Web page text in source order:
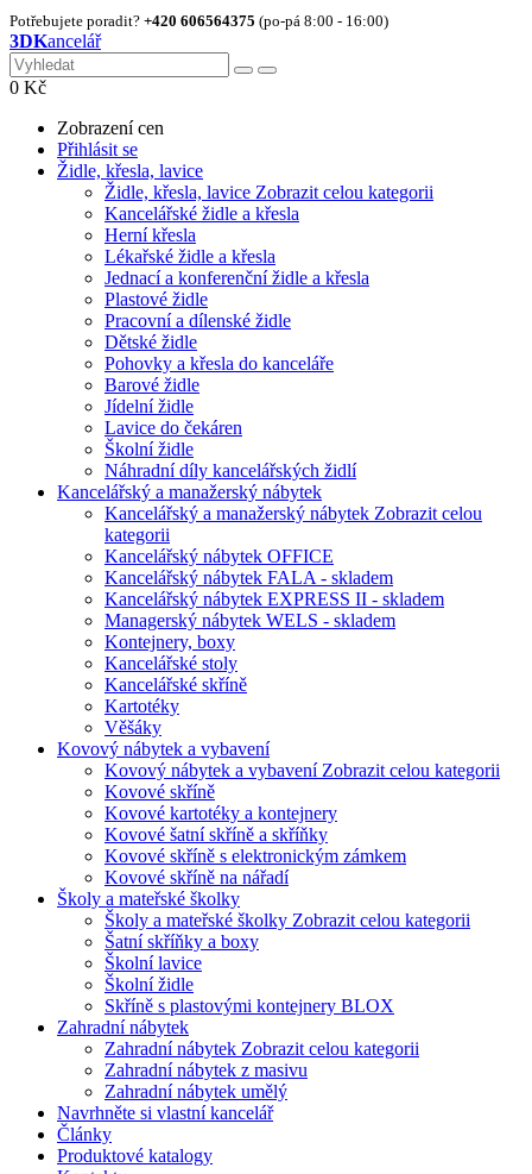
Potřebujete poradit? +420 606564375 (po-pá 8:00 - 16:00)
3DKancelář
0 Kč
Zobrazení cen
Přihlásit se
Židle, křesla, lavice
Židle, křesla, lavice Zobrazit celou kategorii
Kancelářské židle a křesla
Herní křesla
Lékařské židle a křesla
Jednací a konferenční židle a křesla
Plastové židle
Pracovní a dílenské židle
Dětské židle
Pohovky a křesla do kanceláře
Barové židle
Jídelní židle
Lavice do čekáren
Školní židle
Náhradní díly kancelářských židlí
Kancelářský a manažerský nábytek
Kancelářský a manažerský nábytek Zobrazit celou
kategorii
Kancelářský nábytek OFFICE
Kancelářský nábytek FALA - skladem
Kancelářský nábytek EXPRESS II - skladem
Managerský nábytek WELS - skladem
Kontejnery, boxy
Kancelářské stoly
Kancelářské skříně
Kartotéky
Věšáky
Kovový nábytek a vybavení
Kovový nábytek a vybavení Zobrazit celou kategorii
Kovové skříně
Kovové kartotéky a kontejnery
Kovové šatní skříně a skříňky
Kovové skříně s elektronickým zámkem
Kovové skříně na nářadí
Školy a mateřské školky
Školy a mateřské školky Zobrazit celou kategorii
Šatní skříňky a boxy
Školní lavice
Školní židle
Skříně s plastovými kontejnery BLOX
Zahradní nábytek
Zahradní nábytek Zobrazit celou kategorii
Zahradní nábytek z masivu
Zahradní nábytek umělý
Navrhněte si vlastní kancelář
Články
Produktové katalogy